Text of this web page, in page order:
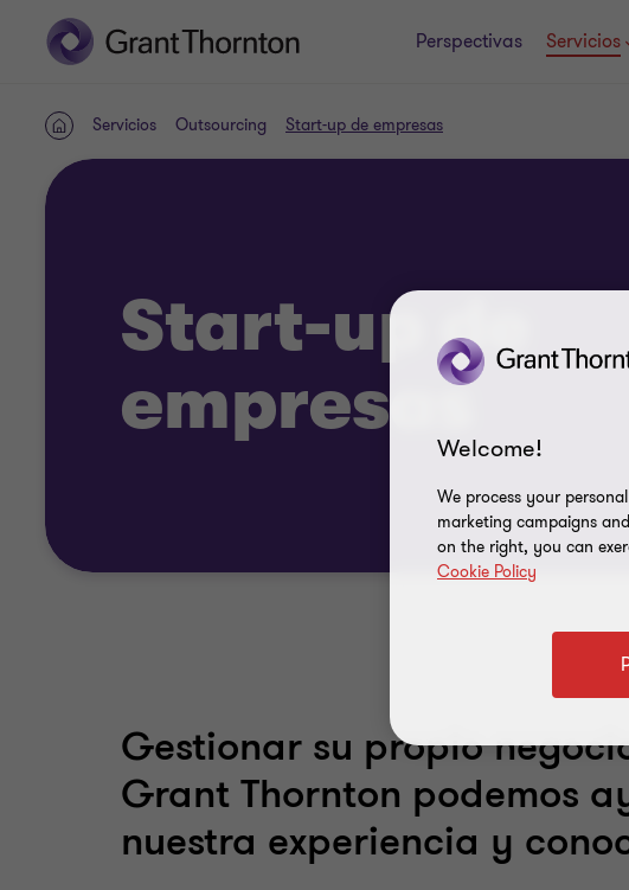
Perspectivas Servicios
INICIOServicios Outsourcing Start-up de empresas
Start-up de
empresas
Gestionar su propio
Grant Thornton podemos
nuestra experiencia y
Welcome!
We process your
marketing campaigns
on the right, you can
Cookie Policy